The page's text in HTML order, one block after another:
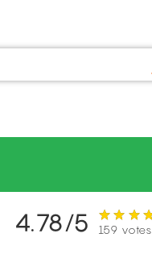
4.78/5 159 votes